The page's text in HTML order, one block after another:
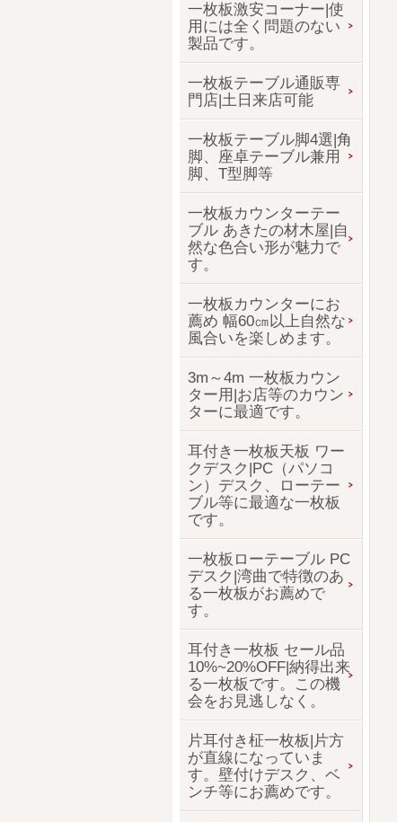
一枚板激安コーナー|使
用には全く問題のない
製品です。
一枚板テーブル通販専
門店|土日来店可能
一枚板テーブル脚4選|角
脚、座卓テーブル兼用
脚、T型脚等
一枚板カウンターテー
ブル あきたの材木屋|自
然な色合い形が魅力で
す。
一枚板カウンターにお
薦め 幅60㎝以上自然な
風合いを楽しめます。
3m～4m 一枚板カウン
ター用|お店等のカウン
ターに最適です。
耳付き一枚板天板 ワー
クデスク|PC（パソコ
ン）デスク、ローテー
ブル等に最適な一枚板
です。
一枚板ローテーブル PC
デスク|湾曲で特徴のあ
る一枚板がお薦めで
す。
耳付き一枚板 セール品
10%~20%OFF|納得出来
る一枚板です。この機
会をお見逃しなく。
片耳付き柾一枚板|片方
が直線になっていま
す。壁付けデスク、ベ
ンチ等にお薦めです。